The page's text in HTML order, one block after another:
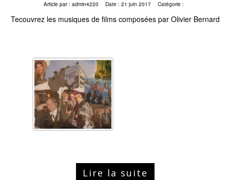
Article par : admin4220 Date : 21 juin 2017 Catégorie :
Tecouvrez les musiques de films composées par Olivier Bernard
Lire la suite